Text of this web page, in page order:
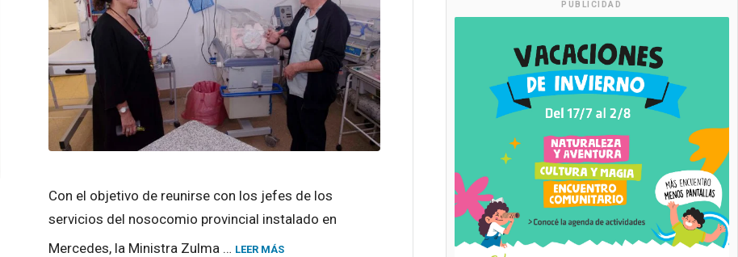
Con el objetivo de reunirse con los jefes de los
servicios del nosocomio provincial instalado en
Mercedes, la Ministra Zulma … LEER MÁS
PUBLICIDAD